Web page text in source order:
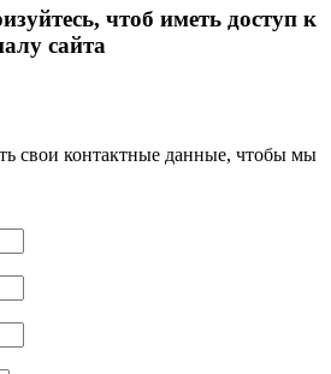
чтоб иметь доступ к
сайта
свои контактные данные, чтобы мы